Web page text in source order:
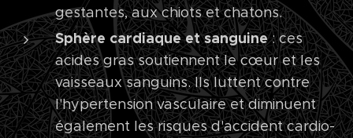
gestantes, aux chiots et chatons.
Sphère cardiaque et sanguine: ces
acides gras soutiennent le cœur et les
vaisseaux sanguins. Ils luttent contre
l'hypertension vasculaire et diminuent
également les risques d'accident cardio-